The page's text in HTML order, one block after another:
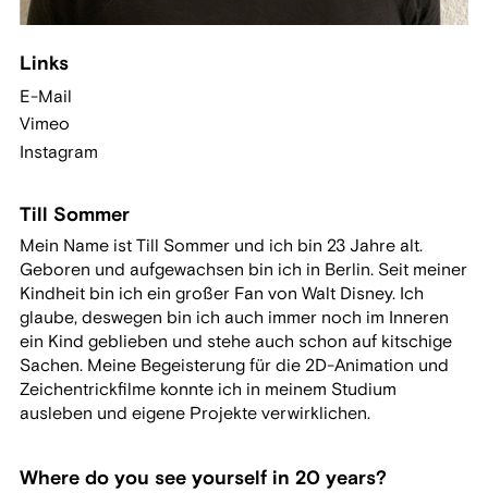
Links
E-Mail
Vimeo
Instagram
Till Sommer
Mein Name ist Till Sommer und ich bin 23 Jahre alt.
Geboren und aufgewachsen bin ich in Berlin. Seit meiner
Kindheit bin ich ein großer Fan von Walt Disney. Ich
glaube, deswegen bin ich auch immer noch im Inneren
ein Kind geblieben und stehe auch schon auf kitschige
Sachen. Meine Begeisterung für die 2D-Animation und
Zeichentrickfilme konnte ich in meinem Studium
ausleben und eigene Projekte verwirklichen.
Where do you see yourself in 20 years?